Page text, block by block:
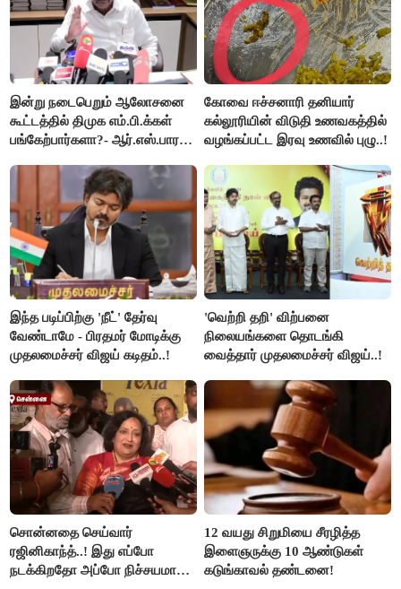
இன்று நடைபெறும் ஆலோசனை
கூட்டத்தில் திமுக எம்.பி.க்கள்
பங்கேற்பார்களா?- ஆர்.எஸ்.பாரதி
கோவை ஈச்சனாரி தனியார்
கல்லூரியின் விடுதி உணவகத்தில்
வழங்கப்பட்ட இரவு உணவில் புழு..!
இந்த படிப்பிற்கு 'நீட்' தேர்வு
வேண்டாமே - பிரதமர் மோடிக்கு
முதலமைச்சர் விஜய் கடிதம்..!
'வெற்றி தறி' விற்பனை
நிலையங்களை தொடங்கி
வைத்தார் முதலமைச்சர் விஜய்..!
சொன்னதை செய்வார்
ரஜினிகாந்த்..! இது எப்போ
நடக்கிறதோ அப்போ நிச்சயமாக
12 வயது சிறுமியை சீரழித்த
இளைஞருக்கு 10 ஆண்டுகள்
கடுங்காவல் தண்டனை!